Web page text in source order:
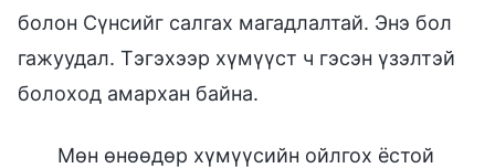
болон Сүнсийг салгах магадлалтай. Энэ бол
гажуудал. Тэгэхээр хүмүүст ч гэсэн үзэлтэй
болоход амархан байна.
Мөн өнөөдөр хүмүүсийн ойлгох ёстой